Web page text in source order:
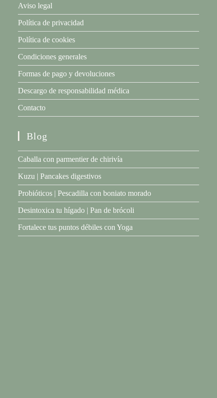
Aviso legal
Política de privacidad
Política de cookies
Condiciones generales
Formas de pago y devoluciones
Descargo de responsabilidad médica
Contacto
Blog
Caballa con parmentier de chirivía
Kuzu | Pancakes digestivos
Probióticos | Pescadilla con boniato morado
Desintoxica tu hígado | Pan de brócoli
Fortalece tus puntos débiles con Yoga